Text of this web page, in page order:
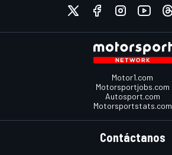
Motor1.com
Motorsportjobs.com
Autosport.com
Motorsportstats.com
Contáctanos